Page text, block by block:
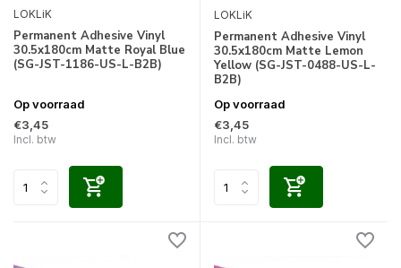
LOKLiK
Permanent Adhesive Vinyl
30.5x180cm Matte Royal Blue
(SG-JST-1186-US-L-B2B)
Op voorraad
€3,45
Incl. btw
LOKLiK
Permanent Adhesive Vinyl
30.5x180cm Matte Lemon
Yellow (SG-JST-0488-US-L-
B2B)
Op voorraad
€3,45
Incl. btw